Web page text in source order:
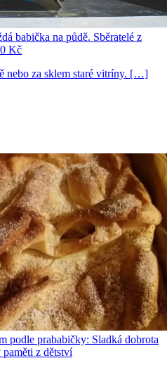
babička na půdě. Sběratelé z
Kč
nebo za sklem staré vitríny. […]
podle prababičky: Sladká dobrota
z dětství